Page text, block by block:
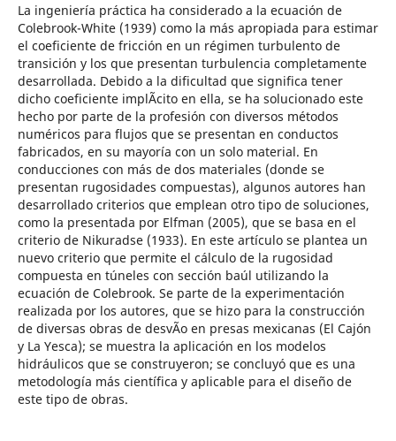
La ingeniería práctica ha considerado a la ecuación de
Colebrook-White (1939) como la más apropiada para estimar
el coeficiente de fricción en un régimen turbulento de
transición y los que presentan turbulencia completamente
desarrollada. Debido a la dificultad que significa tener
dicho coeficiente implÃ­cito en ella, se ha solucionado este
hecho por parte de la profesión con diversos métodos
numéricos para flujos que se presentan en conductos
fabricados, en su mayoría con un solo material. En
conducciones con más de dos materiales (donde se
presentan rugosidades compuestas), algunos autores han
desarrollado criterios que emplean otro tipo de soluciones,
como la presentada por Elfman (2005), que se basa en el
criterio de Nikuradse (1933). En este artículo se plantea un
nuevo criterio que permite el cálculo de la rugosidad
compuesta en túneles con sección baúl utilizando la
ecuación de Colebrook. Se parte de la experimentación
realizada por los autores, que se hizo para la construcción
de diversas obras de desvÃ­o en presas mexicanas (El Cajón
y La Yesca); se muestra la aplicación en los modelos
hidráulicos que se construyeron; se concluyó que es una
metodología más científica y aplicable para el diseño de
este tipo de obras.